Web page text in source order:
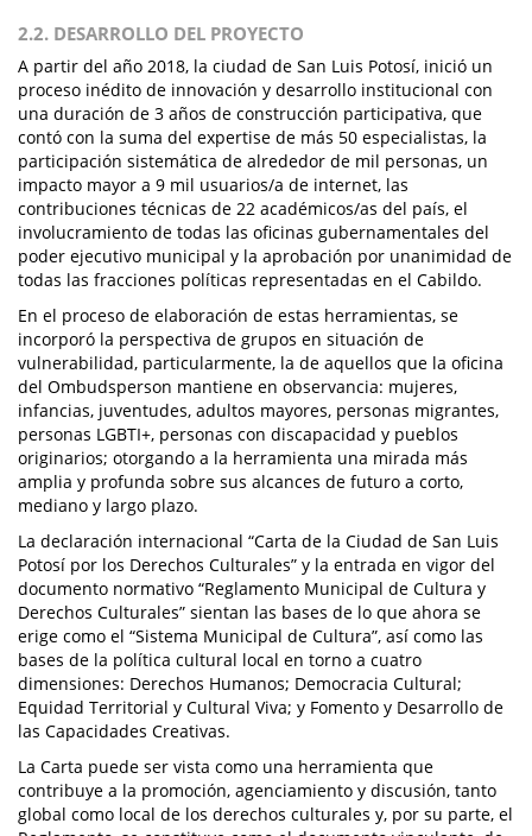
2.2. DESARROLLO DEL PROYECTO
A partir del año 2018, la ciudad de San Luis Potosí, inició un
proceso inédito de innovación y desarrollo institucional con
una duración de 3 años de construcción participativa, que
contó con la suma del expertise de más 50 especialistas, la
participación sistemática de alrededor de mil personas, un
impacto mayor a 9 mil usuarios/a de internet, las
contribuciones técnicas de 22 académicos/as del país, el
involucramiento de todas las oficinas gubernamentales del
poder ejecutivo municipal y la aprobación por unanimidad de
todas las fracciones políticas representadas en el Cabildo.
En el proceso de elaboración de estas herramientas, se
incorporó la perspectiva de grupos en situación de
vulnerabilidad, particularmente, la de aquellos que la oficina
del Ombudsperson mantiene en observancia: mujeres,
infancias, juventudes, adultos mayores, personas migrantes,
personas LGBTI+, personas con discapacidad y pueblos
originarios; otorgando a la herramienta una mirada más
amplia y profunda sobre sus alcances de futuro a corto,
mediano y largo plazo.
La declaración internacional “Carta de la Ciudad de San Luis
Potosí por los Derechos Culturales” y la entrada en vigor del
documento normativo “Reglamento Municipal de Cultura y
Derechos Culturales” sientan las bases de lo que ahora se
erige como el “Sistema Municipal de Cultura”, así como las
bases de la política cultural local en torno a cuatro
dimensiones: Derechos Humanos; Democracia Cultural;
Equidad Territorial y Cultural Viva; y Fomento y Desarrollo de
las Capacidades Creativas.
La Carta puede ser vista como una herramienta que
contribuye a la promoción, agenciamiento y discusión, tanto
global como local de los derechos culturales y, por su parte, el